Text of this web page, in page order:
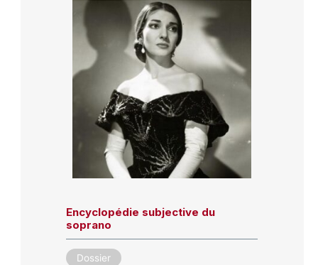
Encyclopédie subjective du
soprano
Dossier